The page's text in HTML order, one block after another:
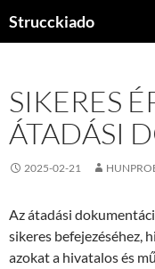
Strucckiado
SIKERES
ÁTADÁSI
2025-02-21
Az átadási
sikeres befejezéséhez,
azokat a hivatalos és